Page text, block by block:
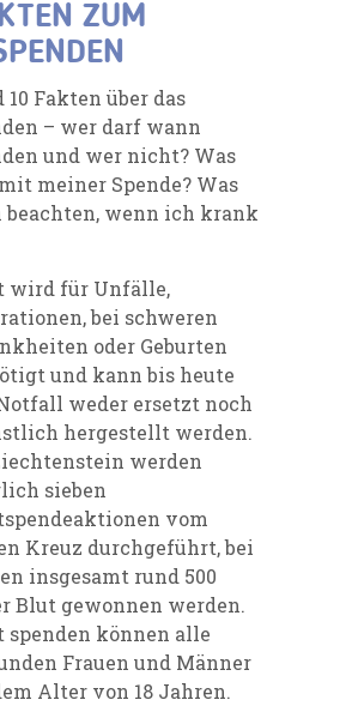
ZUM
Fakten über das
– wer darf wann
und wer nicht? Was
meiner Spende? Was
beachten, wenn ich krank
wird für Unfälle,
bei schweren
oder Geburten
und kann bis heute
weder ersetzt noch
hergestellt werden.
werden
sieben
vom
Kreuz durchgeführt, bei
insgesamt rund 500
Blut gewonnen werden.
spenden können alle
Frauen und Männer
Alter von 18 Jahren.